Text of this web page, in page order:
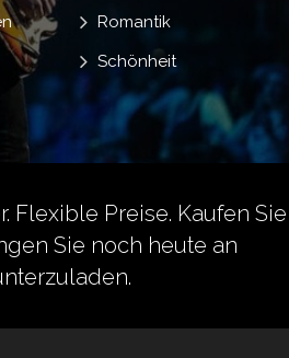
Romantik
Schönheit
Flexible Preise. Kaufen Sie
Sie noch heute an